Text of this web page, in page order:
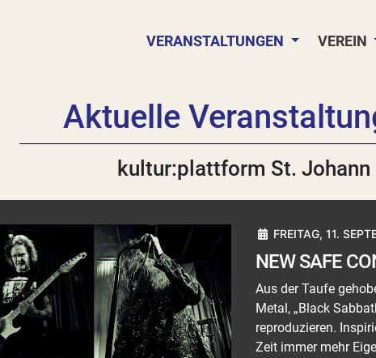
VERANSTALTUNGEN VEREIN
Aktuelle
kultur:plattform St. Johann
FREITAG, 11.
NEW SAFE
Aus der Taufe
Metal, „Black
reproduzieren.
Zeit immer mehr